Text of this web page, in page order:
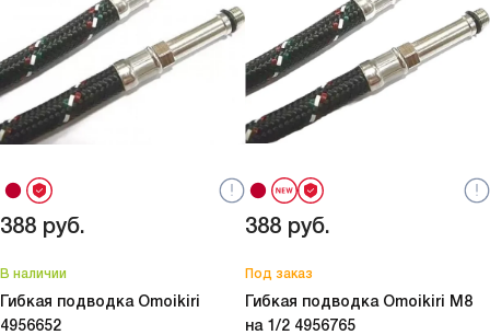
388 руб.
В наличии
Гибкая подводка Omoikiri
4956652
388 руб.
Под заказ
Гибкая подводка Omoikiri M8
на 1/2 4956765